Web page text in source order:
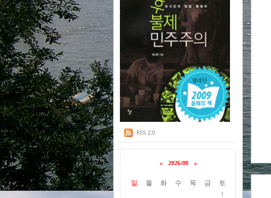
« 2026/08 »
일 월 화 수 목 금 토
1